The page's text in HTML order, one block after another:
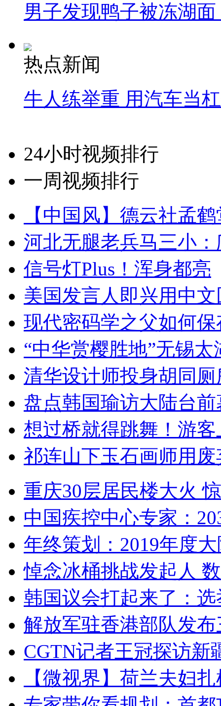
男子发现鸭子被冻湖
热点新闻
牛人练举重 用汽车当
24小时视频排行
一周视频排行
【中国风】德云社孟
河北无腿老兵马三小
信号灯Plus！浑身都亮
美国发言人即兴用中
现代密码学之父如何
“中华赏樱胜地”无锡
清华设计师投身胡同
盘点韩国瑜访大陆台
想过桥就得跳舞！游客
祁连山下玉石画师用
重庆30层居民楼大火
中国疾控中心专家：
年终策划：2019年度
悼念冰桶挑战发起人
韩国议会打起来了：
解放军驻香港部队发
CGTN记者王冠探访新
【微视界】荷兰夫妇